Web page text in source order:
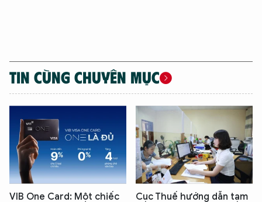
TIN CÙNG CHUYÊN MỤC
VIB One Card: Một chiếc
Cục Thuế hướng dẫn tạm